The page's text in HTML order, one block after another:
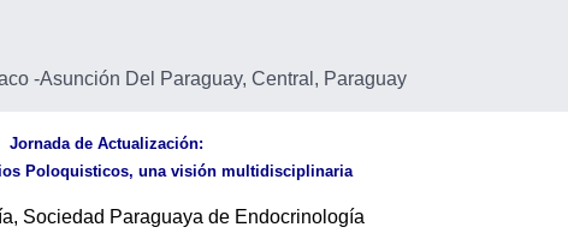
-Asunción Del Paraguay, Central, Paraguay
Jornada de Actualización:
Poloquisticos, una visión multidisciplinaria
Sociedad Paraguaya de Endocrinología